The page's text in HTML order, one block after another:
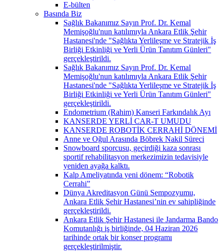
E-bülten
Basında Biz
Sağlık Bakanımız Sayın Prof. Dr. Kemal
Memişoğlu'nun katılımıyla Ankara Etlik Şehir
Hastanesi'nde "Sağlıkta Yerlileşme ve Stratejik İş
Birliği Etkinliği ve Yerli Ürün Tanıtım Günleri"
gerçekleştirildi.
Sağlık Bakanımız Sayın Prof. Dr. Kemal
Memişoğlu'nun katılımıyla Ankara Etlik Şehir
Hastanesi'nde "Sağlıkta Yerlileşme ve Stratejik İş
Birliği Etkinliği ve Yerli Ürün Tanıtım Günleri"
gerçekleştirildi.
Endometrium (Rahim) Kanseri Farkındalık Ayı
KANSERDE YERLİ CAR-T UMUDU
KANSERDE ROBOTİK CERRAHİ DÖNEMİ
Anne ve Oğul Arasında Böbrek Nakil Süreci
Snowboard sporcusu, geçirdiği kaza sonrası
sportif rehabilitasyon merkezimizin tedavisiyle
yeniden ayağa kalktı.
Kalp Ameliyatında yeni dönem: “Robotik
Cerrahi”
Dünya Akreditasyon Günü Sempozyumu,
Ankara Etlik Şehir Hastanesi’nin ev sahipliğinde
gerçekleştirildi.
Ankara Etlik Şehir Hastanesi ile Jandarma Bando
Komutanlığı iş birliğinde, 04 Haziran 2026
tarihinde ortak bir konser programı
gerçekleştirilmiştir.